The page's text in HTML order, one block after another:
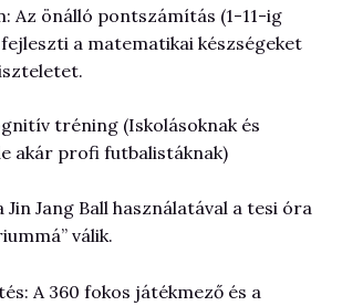
Az önálló pontszámítás (1-11-ig
a matematikai készségeket
tréning (Iskolásoknak és
akár profi futbalistáknak)
Jin Jang Ball használatával a tesi óra
válik.
A 360 fokos játékmező és a